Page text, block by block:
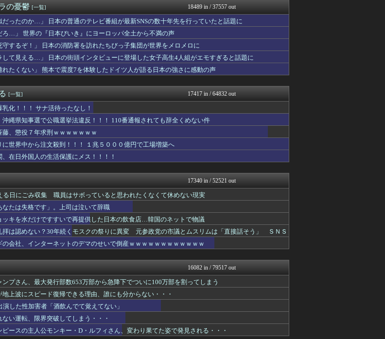
心中があった。本当に普通の人達だったので周囲...
基地沢直樹-復讐・修羅場・...
てるｗｗｗｗｗｗｗｗｗｗｗｗｗｗｗｗ
食べられるなら何食べる？
鬼女まとめ速報 -修羅場・...
～ｗｗｗ」ワイ巨乳好き「…う～ん」
うしみつ-5chまとめ-
番組出演者から性被害（海外の反応）
海外のお前ら 海外の反応
」キラキラ女さん「人生終わった」⇒絶望へ！！...
不思議.net - 5ch...
る😭
ニュース30over
い結婚率と出生率を維持している理由に韓国人が...
世界の憂鬱 海外・韓国の反...
ーリー』さんの今季の成績ｗｗｗｗｗｗ...
なんじぇいスタジアム＠なん...
ライトン移籍が浮上！三笘薫との日本代表ホット...
NO FOOTY NO L...
流して主人公が1番最初に習得した技でトドメ...
さん、プリップリなおケツを見せつけてしまう...
まじ？？？
いたしん！
なんJ（まとめては）いかん...
誉賞、送られた包丁10本全てに『内閣総理大臣...
合、どちらの方が優れてるんだ・・・？」
」。上司は泣いて辞職
痛いニュース(ﾉ∀`)
ていくら常に所持しておくべき？
原神速報 | GENSHI...
％に減税の中で上がる懸念
明日は何を食べようか
ト】今後のパチンコは回数固定系必須でいいよな...
パチンコ・パチスロ.com
777日記念！77曲耐久歌枠！休憩用画像に困...
Vtuberまとめるよ～ん
真すぎて草
対面してみた結果ｗｗｗ
気団まとめ-噫無情-｜嫁・...
手ではなく女子生徒を表紙にしていたのか
アルファルファモザイク＠ネ...
く堂「ん？」
えすえすログ
アみたいなデカパイ籠手使いが一番見た目好み
ルフレch. - ファイア...
関の性能評価試験
かせまと！
1808年の請求書には72本」ナポレオンは...
みんな知ってた？【海外の反...
ン設置業者さんは凄いです」
ハウメニージャパン！
、敗れる
2ch名人
減税反対派、だが全員に発言権が与えられるよう...
臨月なんだけど…」→断りきれず了承したら、さら...
修羅場ハザード -復讐・D...
TVアニメ化
不法移民に物資を支給
ねたものを契約している。ある日、その金融機関...
基地沢直樹-復讐・修羅場・...
鬼女まとめ速報 -修羅場・...
の憂鬱 [一覧] 18489 in / 37557 out
ったのか…」 日本の普通のテレビ番組が最新SNSの数十年先を行っていたと話題に
ろ…」 世界の『日本びいき』にヨーロッパ全土から不満の声
するぞ！」 日本の消防署を訪れたちびっ子集団が世界をメロメロに
して見える…」 日本の街頭インタビューに登場した女子高生4人組がエモすぎると話題に
たくない」 熊本で震度7を体験したドイツ人が語る日本の強さに感動の声
[一覧] 17417 in / 64832 out
乳化！！！ サナ活待ったなし！
沖縄県知事選で公職選挙法違反！！！ 110番通報されても辞全くめない件
藤、懲役７年求刑ｗｗｗｗｗｗｗ
に世界中から注文殺到！！！ １兆５０００億円で工場増築へ
、在日外国人の生活保護にメス！！！！
17340 in / 52521 out
る日にごみ収集 職員はサボっていると思われたくなくて休めない現実
たは失格です」。上司は泣いて辞職
ッキを水だけですすいで再提供した日本の飲食店…韓国のネットで物議
拝は認めない？30年続くモスクの祭りに異変 元参政党の市議とムスリムは「直接話そう」 ＳＮＳ
の会社、インターネットのデマのせいで倒産ｗｗｗｗｗｗｗｗｗｗｗｗ
16082 in / 79517 out
ンプさん、最大発行部数653万部から急降下でついに100万部を割ってしまう
地上波にスピード復帰できる理由、誰にも分からない・・・
演した性加害者「酒飲んでて覚えてない」
ない運転、限界突破してしまう・・・
ピースの主人公モンキー・D・ルフィさん、変わり果てた姿で発見される・・・